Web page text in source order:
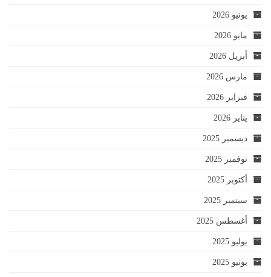
يونيو 2026
مايو 2026
أبريل 2026
مارس 2026
فبراير 2026
يناير 2026
ديسمبر 2025
نوفمبر 2025
أكتوبر 2025
سبتمبر 2025
أغسطس 2025
يوليو 2025
يونيو 2025